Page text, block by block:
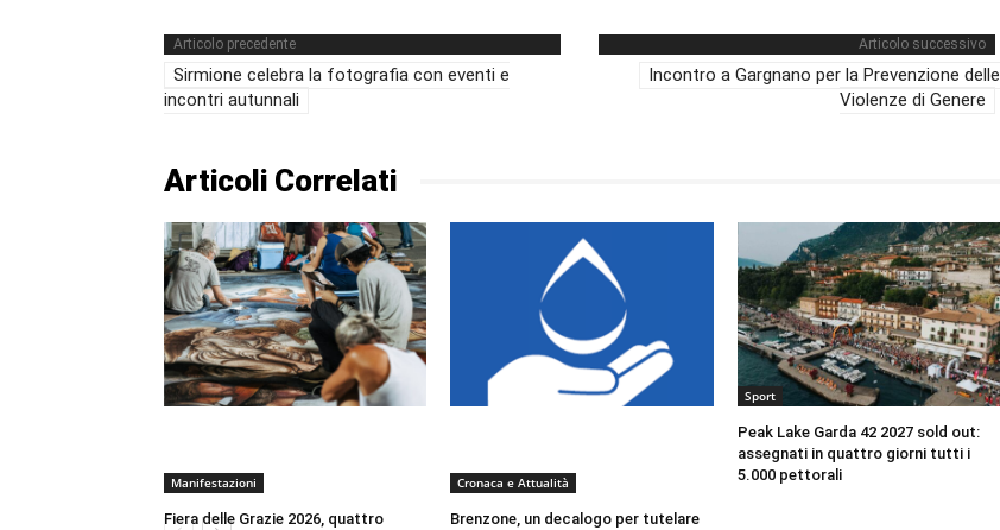
Articolo precedente
Sirmione celebra la fotografia con eventi e
incontri autunnali
Articolo successivo
Incontro a Gargnano per la Prevenzione delle
Violenze di Genere
Articoli Correlati
Manifestazioni
Fiera delle Grazie 2026, quattro
Cronaca e Attualità
Brenzone, un decalogo per tutelare
Sport
Peak Lake Garda 42 2027 sold out:
assegnati in quattro giorni tutti i
5.000 pettorali